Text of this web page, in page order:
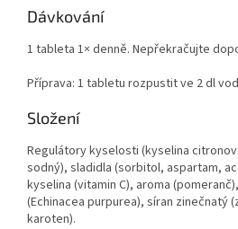
Dávkování
1 tableta 1× denně. Nepřekračujte
Příprava: 1 tabletu rozpustit ve 2 dl
Složení
Regulátory kyselosti (kyselina
sodný), sladidla (sorbitol, aspartam,
kyselina (vitamin C), aroma
(Echinacea purpurea), síran zinečnatý
karoten).